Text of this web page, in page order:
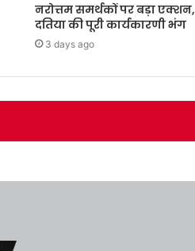
नरोत्तम समर्थकों पर बड़ा एक्शन,
दतिया की पूरी कार्यकारणी भंग
3 days ago